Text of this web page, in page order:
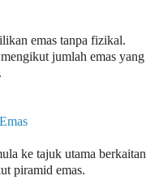
emas tanpa fizikal.
jumlah emas yang
ke tajuk utama berkaitan
piramid emas.